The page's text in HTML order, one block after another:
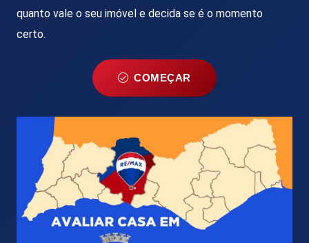
quanto vale o seu imóvel e decida se é o momento
certo.
COMEÇAR